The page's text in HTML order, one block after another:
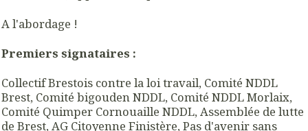
A l'abordage !
Premiers signataires :
Collectif Brestois contre la loi travail, Comité NDDL
Brest, Comité bigouden NDDL, Comité NDDL Morlaix,
Comité Quimper Cornouaille NDDL, Assemblée de lutte
de Brest, AG Citoyenne Finistère, Pas d'avenir sans